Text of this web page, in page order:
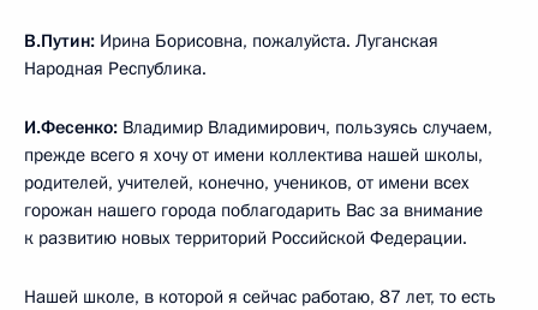
В.Путин: Ирина Борисовна, пожалуйста. Луганская
Народная Республика.
И.Фесенко: Владимир Владимирович, пользуясь случаем,
прежде всего я хочу от имени коллектива нашей школы,
родителей, учителей, конечно, учеников, от имени всех
горожан нашего города поблагодарить Вас за внимание
к развитию новых территорий Российской Федерации.
Нашей школе, в которой я сейчас работаю, 87 лет, то есть